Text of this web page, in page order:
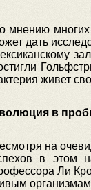
мнению многих
дать
живет
в
на
в этом
Ли